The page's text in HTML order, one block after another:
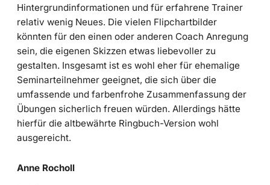
Hintergrundinformationen und für erfahrene Trainer
relativ wenig Neues. Die vielen Flipchartbilder
könnten für den einen oder anderen Coach Anregung
sein, die eigenen Skizzen etwas liebevoller zu
gestalten. Insgesamt ist es wohl eher für ehemalige
Seminarteilnehmer geeignet, die sich über die
umfassende und farbenfrohe Zusammenfassung der
Übungen sicherlich freuen würden. Allerdings hätte
hierfür die altbewährte Ringbuch-Version wohl
ausgereicht.
Anne Rocholl